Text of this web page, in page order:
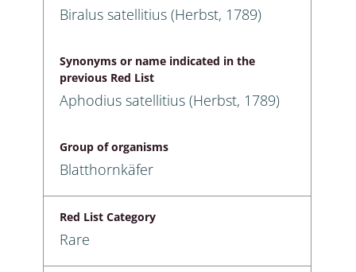
Biralus satellitius (Herbst, 1789)
Synonyms or name indicated in the
previous Red List
Aphodius satellitius (Herbst, 1789)
Group of organisms
Blatthornkäfer
Red List Category
Rare